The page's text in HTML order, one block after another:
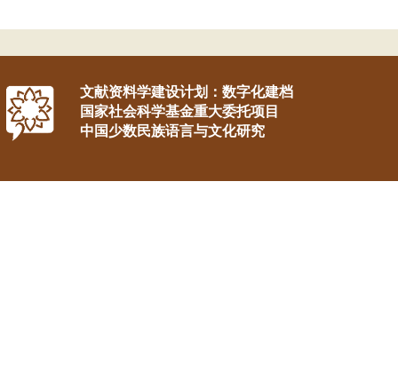
文献资料学建设计划：数字化建档
国家社会科学基金重大委托项目
中国少数民族语言与文化研究